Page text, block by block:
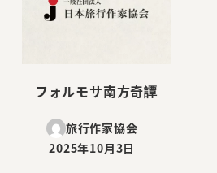
フォルモサ南方奇譚
旅行作家協会
投稿日
2025年10月3日